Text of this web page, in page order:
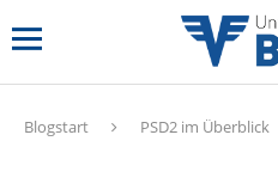
Blogstart PSD2 im Überblick